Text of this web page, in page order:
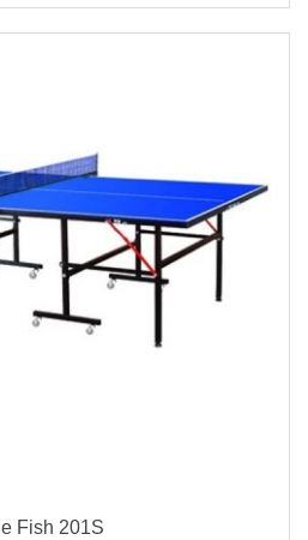
Fish 201S